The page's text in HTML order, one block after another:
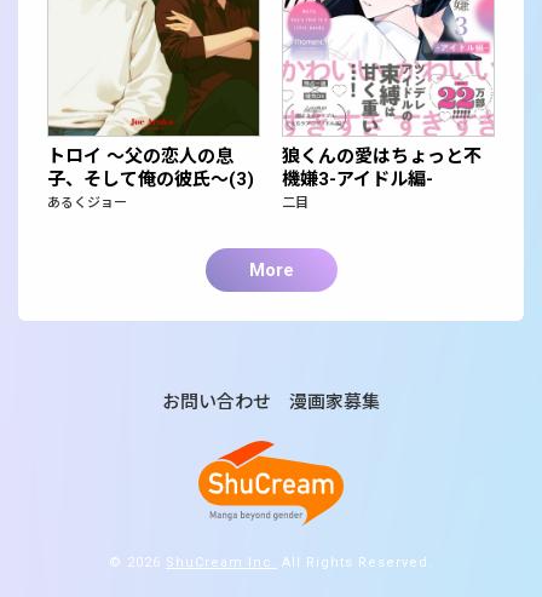
トロイ ～父の恋人の息
子、そして俺の彼氏～(3)
あるくジョー
狼くんの愛はちょっと不
機嫌3-アイドル編-
二目
More
お問い合わせ 漫画家募集
© 2026 ShuCream Inc. All Rights Reserved.